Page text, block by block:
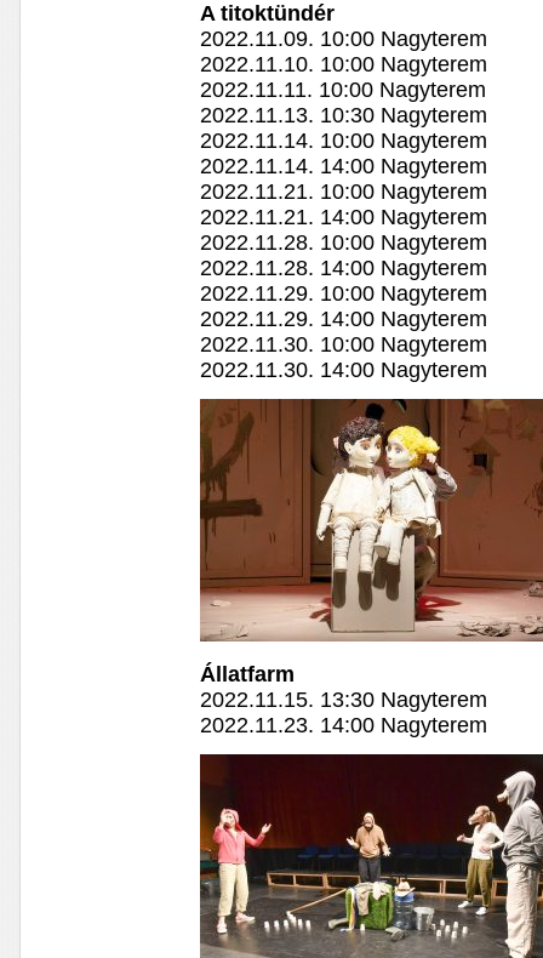
A titoktündér
2022.11.09. 10:00 Nagyterem
2022.11.10. 10:00 Nagyterem
2022.11.11. 10:00 Nagyterem
2022.11.13. 10:30 Nagyterem
2022.11.14. 10:00 Nagyterem
2022.11.14. 14:00 Nagyterem
2022.11.21. 10:00 Nagyterem
2022.11.21. 14:00 Nagyterem
2022.11.28. 10:00 Nagyterem
2022.11.28. 14:00 Nagyterem
2022.11.29. 10:00 Nagyterem
2022.11.29. 14:00 Nagyterem
2022.11.30. 10:00 Nagyterem
2022.11.30. 14:00 Nagyterem
Állatfarm
2022.11.15. 13:30 Nagyterem
2022.11.23. 14:00 Nagyterem